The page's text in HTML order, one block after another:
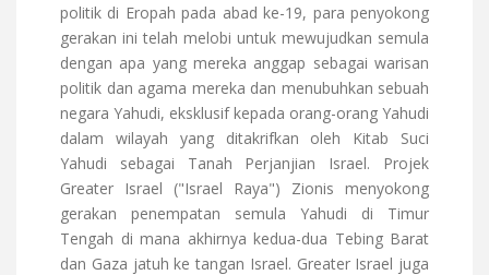
politik di Eropah pada abad ke-19, para penyokong
gerakan ini telah melobi untuk mewujudkan semula
dengan apa yang mereka anggap sebagai warisan
politik dan agama mereka dan menubuhkan sebuah
negara Yahudi, eksklusif kepada orang-orang Yahudi
dalam wilayah yang ditakrifkan oleh Kitab Suci
Yahudi sebagai Tanah Perjanjian Israel. Projek
Greater Israel ("Israel Raya") Zionis menyokong
gerakan penempatan semula Yahudi di Timur
Tengah di mana akhirnya kedua-dua Tebing Barat
dan Gaza jatuh ke tangan Israel. Greater Israel juga